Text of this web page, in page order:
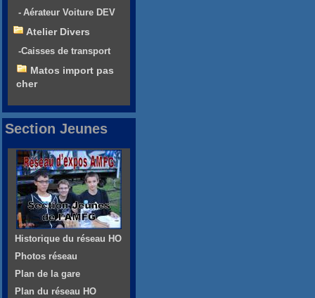
- Aérateur Voiture DEV
Atelier Divers
-Caisses de transport
Matos import pas
cher
Section Jeunes
Historique du réseau HO
Photos réseau
Plan de la gare
Plan du réseau HO